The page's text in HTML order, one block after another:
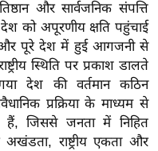
और सार्वजनिक संपत्ति
को अपूरणीय क्षति पहुंचाई
पूरे देश में हुई आगजनी से
स्थिति पर प्रकाश डालते
देश की वर्तमान कठिन
प्रक्रिया के माध्यम से
जिससे जनता में निहित
अखंडता, राष्ट्रीय एकता और